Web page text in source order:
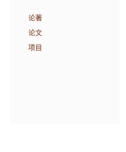
论著
论文
项目